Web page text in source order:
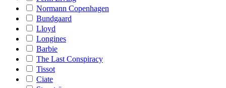
Normann Copenhagen
Bundgaard
Lloyd
Longines
Barbie
The Last Conspiracy
Tissot
Ciate